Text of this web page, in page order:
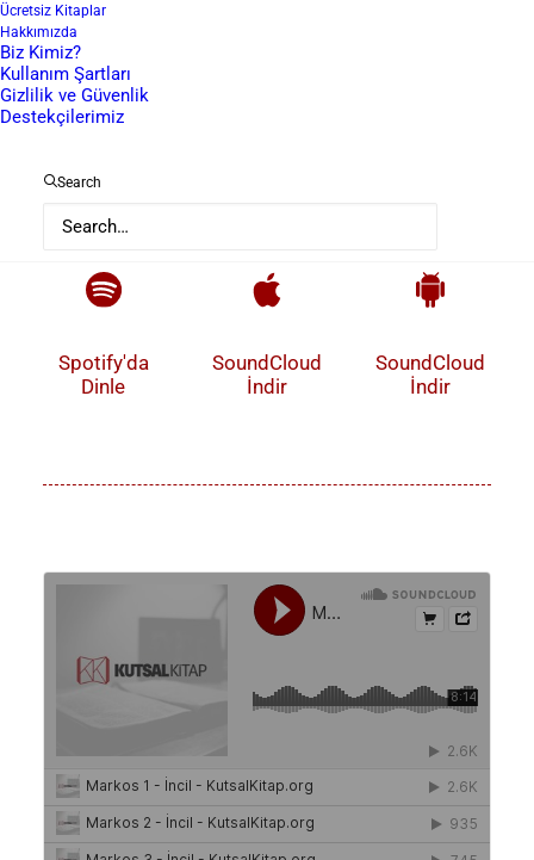
Ücretsiz Kitaplar
Hakkımızda
Biz Kimiz?
Kullanım Şartları
Gizlilik ve Güvenlik
Destekçilerimiz
Search
Spotify'da
Dinle
SoundCloud
İndir
SoundCloud
İndir